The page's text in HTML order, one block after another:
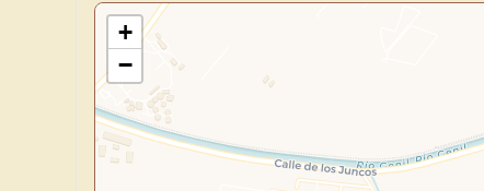
+
−